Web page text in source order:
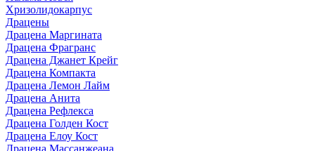
Хризолидокарпус
Драцены
Драцена Маргината
Драцена Фрагранс
Драцена Джанет Крейг
Драцена Компакта
Драцена Лемон Лайм
Драцена Анита
Драцена Рефлекса
Драцена Голден Кост
Драцена Елоу Кост
Драцена Массанжеана